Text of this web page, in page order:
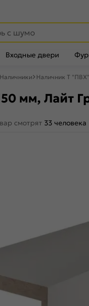
Входные двери
Наличники Наличник Т
мм, Лайт
смотрят 33 человека